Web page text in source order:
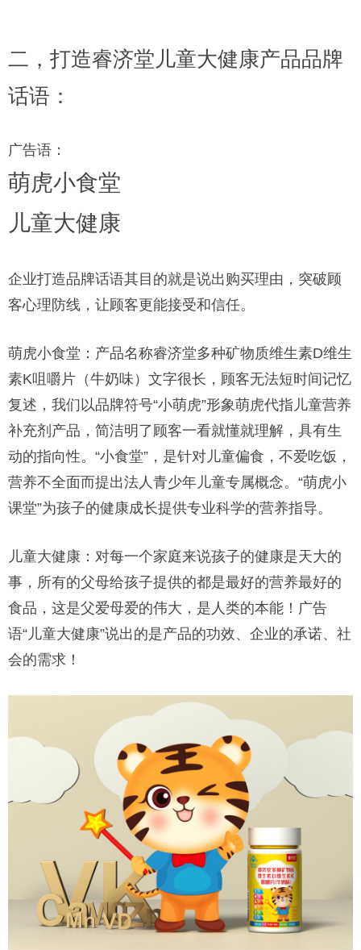
二，打造睿济堂儿童大健康产品品牌
话语：
广告语：
萌虎小食堂
儿童大健康
企业打造品牌话语其目的就是说出购买理由，突破顾
客心理防线，让顾客更能接受和信任。
萌虎小食堂：产品名称睿济堂多种矿物质维生素D维生
素K咀嚼片（牛奶味）文字很长，顾客无法短时间记忆
复述，我们以品牌符号“小萌虎”形象萌虎代指儿童营养
补充剂产品，简洁明了顾客一看就懂就理解，具有生
动的指向性。“小食堂”，是针对儿童偏食，不爱吃饭，
营养不全面而提出法人青少年儿童专属概念。“萌虎小
课堂”为孩子的健康成长提供专业科学的营养指导。
儿童大健康：对每一个家庭来说孩子的健康是天大的
事，所有的父母给孩子提供的都是最好的营养最好的
食品，这是父爱母爱的伟大，是人类的本能！广告
语“儿童大健康”说出的是产品的功效、企业的承诺、社
会的需求！